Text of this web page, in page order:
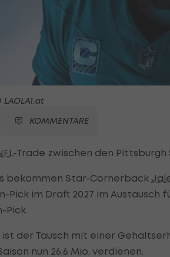
KOMMENTARE
-Trade zwischen den Pittsburgh
bekommen Star-Cornerback
Pick im Draft 2027 im
Pick.
ist der Tausch mit einer
nun 26,6 Mio. verdienen.